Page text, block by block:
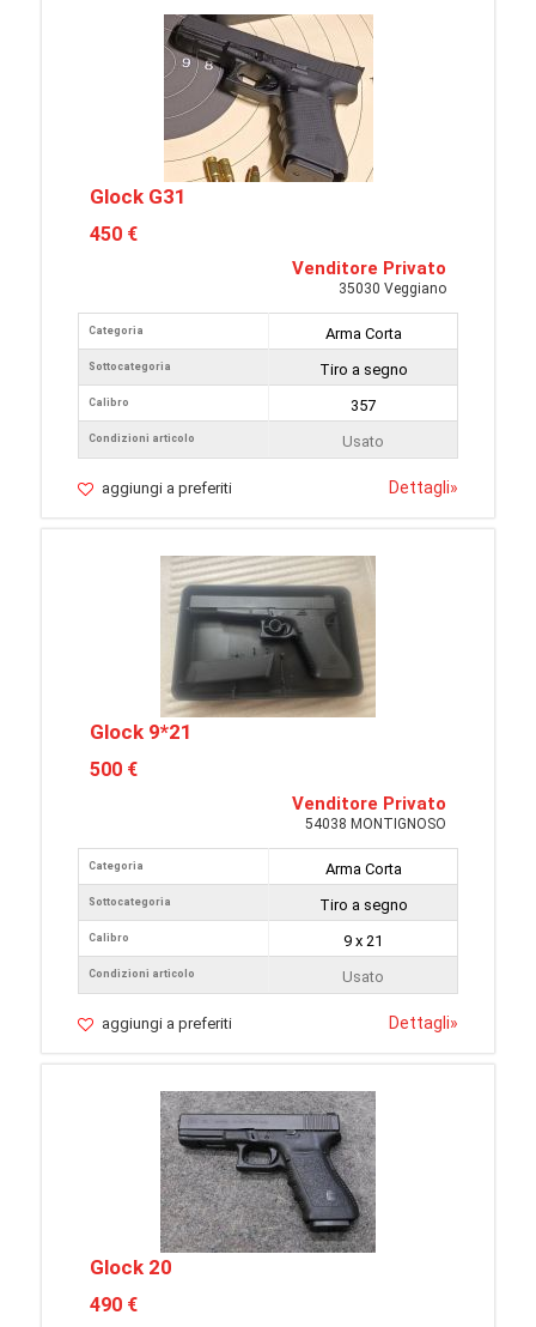
Glock G31
450 €
Venditore Privato
35030 Veggiano
Categoria
Sottocategoria
Calibro
Condizioni articolo
Arma Corta
Tiro a segno
357
Usato
aggiungi a preferiti Dettagli»
Glock 9*21
500 €
Venditore Privato
54038 MONTIGNOSO
Categoria
Sottocategoria
Calibro
Condizioni articolo
Arma Corta
Tiro a segno
9 x 21
Usato
aggiungi a preferiti Dettagli»
Glock 20
490 €